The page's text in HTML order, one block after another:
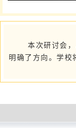
本次研讨会
明确了方向。学校